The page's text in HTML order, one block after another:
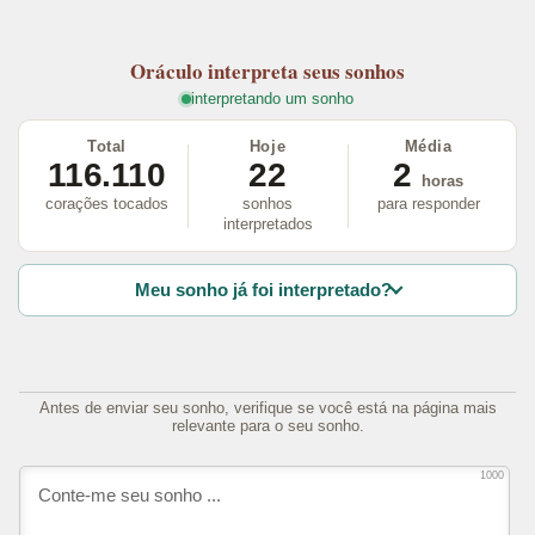
Oráculo interpreta seus sonhos
interpretando um sonho
Total
116.110
corações tocados
Hoje
22
sonhos
interpretados
Média
2
horas
para responder
Meu sonho já foi interpretado?
Antes de enviar seu sonho, verifique se você está na página mais
relevante para o seu sonho.
1000